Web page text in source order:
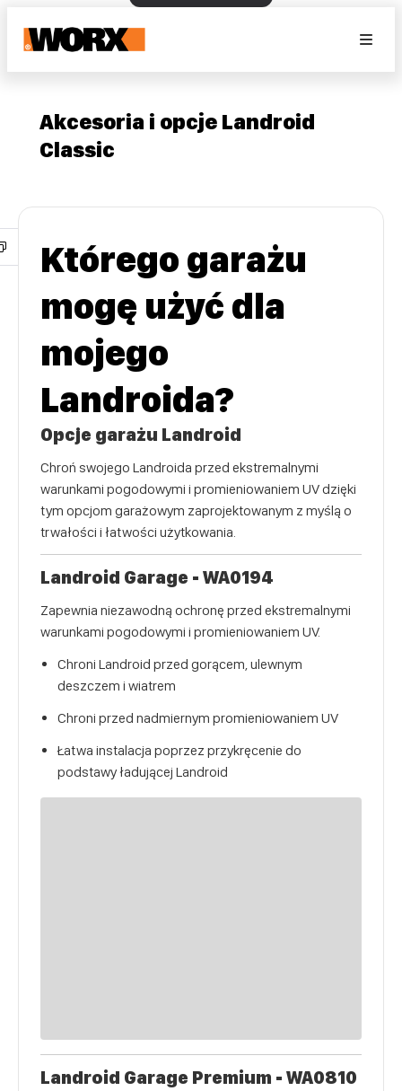
Akcesoria i opcje Landroid
Classic
Którego garażu
mogę użyć dla
mojego
Landroida?
Opcje garażu Landroid
Chroń swojego Landroida przed ekstremalnymi
warunkami pogodowymi i promieniowaniem UV dzięki
tym opcjom garażowym zaprojektowanym z myślą o
trwałości i łatwości użytkowania.
Landroid Garage - WA0194
Zapewnia niezawodną ochronę przed ekstremalnymi
warunkami pogodowymi i promieniowaniem UV.
Chroni Landroid przed gorącem, ulewnym
deszczem i wiatrem
Chroni przed nadmiernym promieniowaniem UV
Łatwa instalacja poprzez przykręcenie do
podstawy ładującej Landroid
Landroid Garage Premium - WA0810